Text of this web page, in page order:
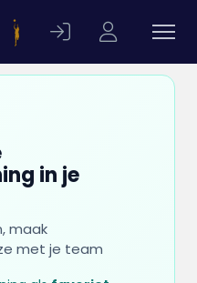
in je
maak
met je team